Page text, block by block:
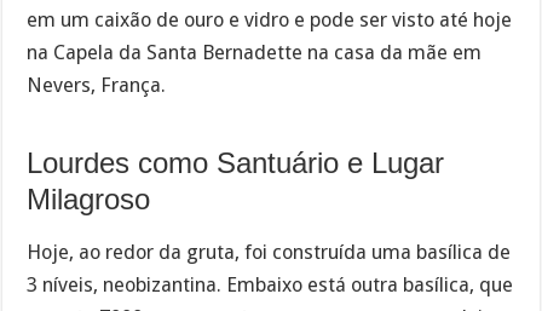
em um caixão de ouro e vidro e pode ser visto até hoje
na Capela da Santa Bernadette na casa da mãe em
Nevers, França.
Lourdes como Santuário e Lugar
Milagroso
Hoje, ao redor da gruta, foi construída uma basílica de
3 níveis, neobizantina. Embaixo está outra basílica, que